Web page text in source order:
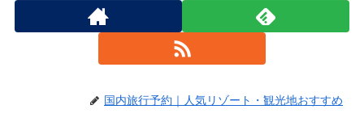
国内旅行予約｜人気リゾート・観光地おすすめ